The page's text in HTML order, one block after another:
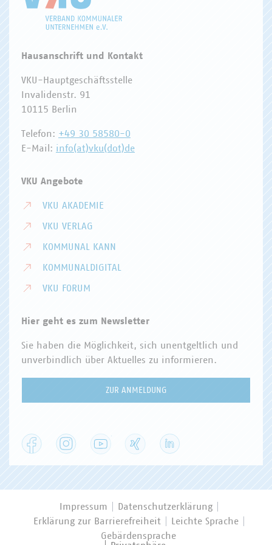
Hausanschrift und Kontakt
VKU-Hauptgeschäftsstelle
Invalidenstr. 91
10115 Berlin
Telefon: +49 30 58580-0
E-Mail: info(at)vku(dot)de
VKU Angebote
VKU AKADEMIE
VKU VERLAG
KOMMUNAL KANN
KOMMUNALDIGITAL
VKU FORUM
Hier geht es zum Newsletter
Sie haben die Möglichkeit, sich unentgeltlich und
unverbindlich über Aktuelles zu informieren.
ZUR ANMELDUNG
Facebook Instagram YouTube
Impressum
Datenschutzerklärung
Erklärung zur Barrierefreiheit
Leichte Sprache
Gebärdensprache